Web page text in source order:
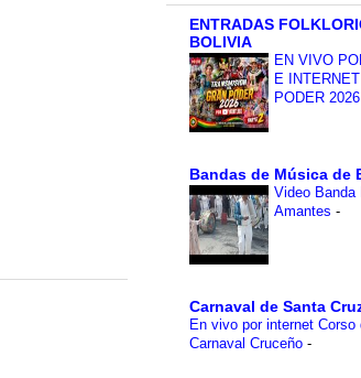
ENTRADAS
BOLIVIA
EN VIVO
E
PODER 2026
Bandas de Música de
Video Banda
Amantes -
Carnaval de Santa
En vivo por internet Corso
Carnaval Cruceño -